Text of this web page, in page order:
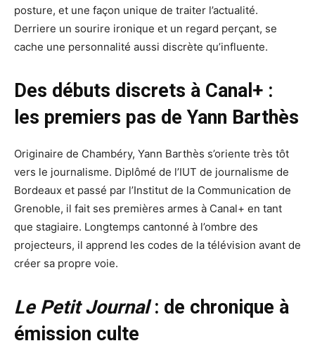
posture, et une façon unique de traiter l’actualité.
Derriere un sourire ironique et un regard perçant, se
cache une personnalité aussi discrète qu’influente.
Des débuts discrets à Canal+ :
les premiers pas de Yann Barthès
Originaire de Chambéry, Yann Barthès s’oriente très tôt
vers le journalisme. Diplômé de l’IUT de journalisme de
Bordeaux et passé par l’Institut de la Communication de
Grenoble, il fait ses premières armes à Canal+ en tant
que stagiaire. Longtemps cantonné à l’ombre des
projecteurs, il apprend les codes de la télévision avant de
créer sa propre voie.
Le Petit Journal: de chronique à
émission culte